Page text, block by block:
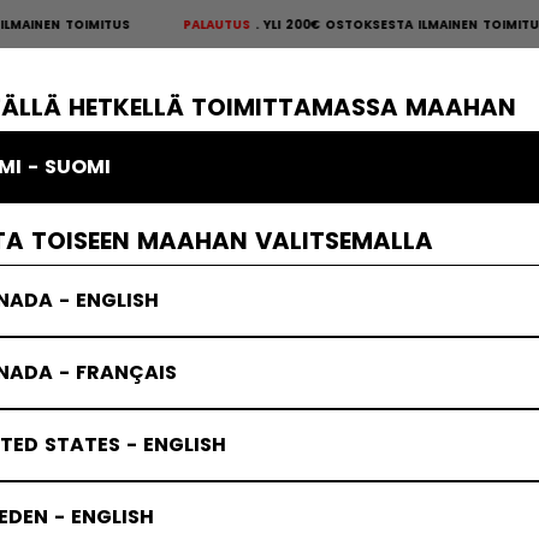
HETKELLÄ TOIMITTAMASSA MAAHAN
- SUOMI
TOISEEN MAAHAN VALITSEMALLA
- ENGLISH
- FRANÇAIS
STATES - ENGLISH
- ENGLISH
TOIMITUSPALAUTUS YLI 200€ OSTOKSESTA ILMAINEN
MAALIVAHTI VAATTEET